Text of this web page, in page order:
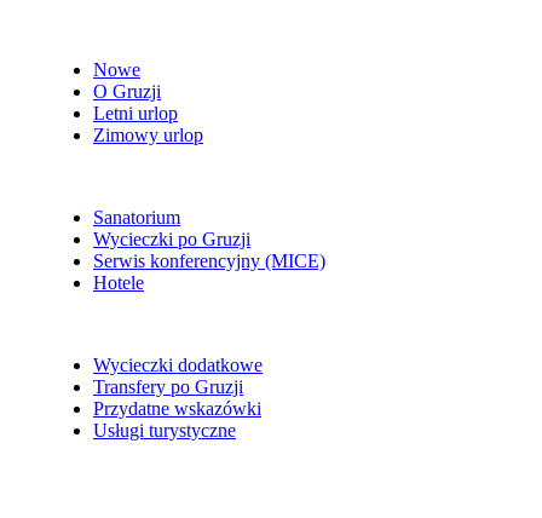
Nowe
O Gruzji
Letni urlop
Zimowy urlop
Sanatorium
Wycieczki po Gruzji
Serwis konferencyjny (MICE)
Hotele
Wycieczki dodatkowe
Transfery po Gruzji
Przydatne wskazówki
Usługi turystyczne